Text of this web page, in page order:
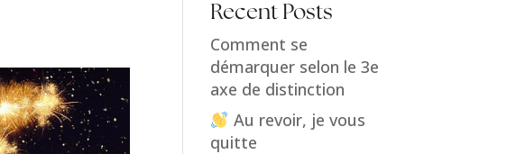
Recent Posts
Comment se
démarquer selon le 3e
axe de distinction
Au revoir, je vous
quitte